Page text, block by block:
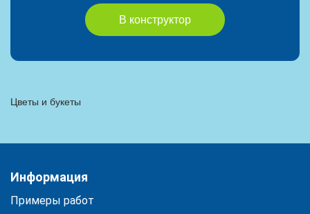
В конструктор
Цветы и букеты
Информация
Примеры работ